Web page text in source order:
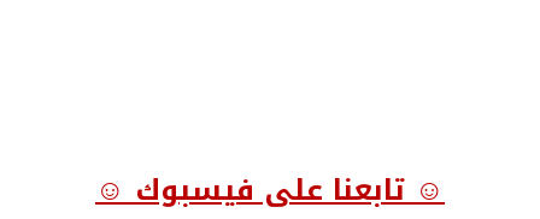
☺ تابعنا على فيسبوك ☺